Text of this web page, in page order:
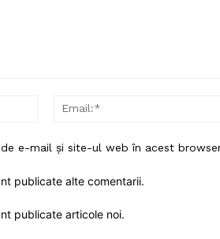
Nume:*
e-mail și site-ul web în acest
publicate alte comentarii.
publicate articole noi.